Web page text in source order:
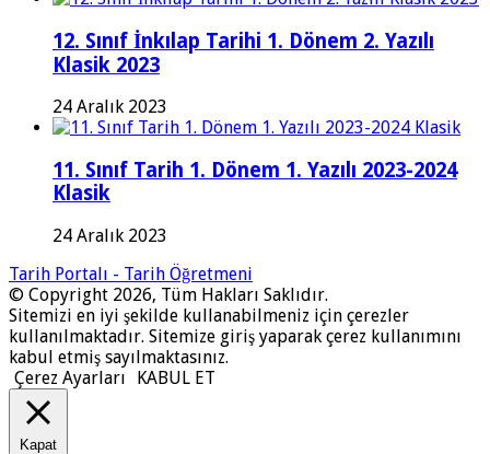
12. Sınıf İnkılap Tarihi 1. Dönem 2. Yazılı
Klasik 2023
24 Aralık 2023
11. Sınıf Tarih 1. Dönem 1. Yazılı 2023-2024
Klasik
24 Aralık 2023
Tarih Portalı - Tarih Öğretmeni
© Copyright 2026, Tüm Hakları Saklıdır.
Sitemizi en iyi şekilde kullanabilmeniz için çerezler
kullanılmaktadır. Sitemize giriş yaparak çerez kullanımını
kabul etmiş sayılmaktasınız.
Çerez Ayarları
KABUL ET
Kapat